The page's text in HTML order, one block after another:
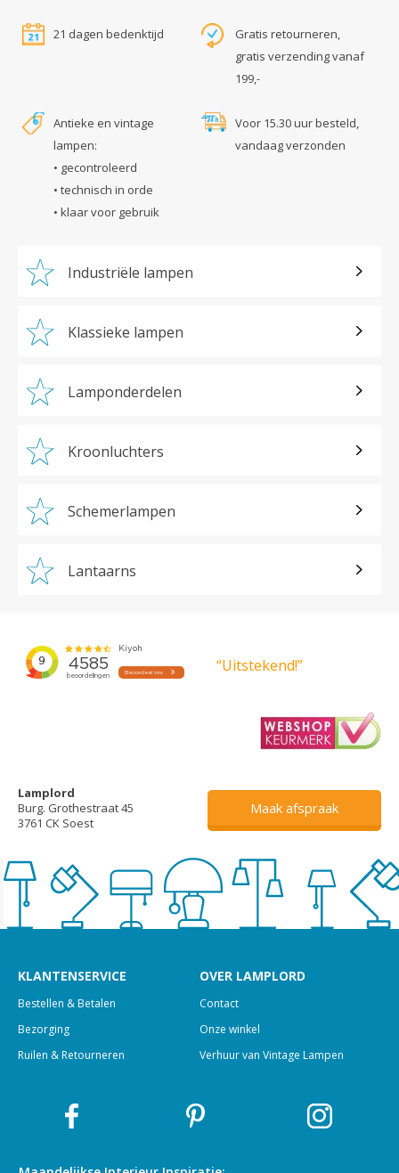
21 dagen bedenktijd
Gratis retourneren,
gratis verzending vanaf
199,-
Antieke en vintage
lampen:
• gecontroleerd
• technisch in orde
• klaar voor gebruik
Voor 15.30 uur besteld,
vandaag verzonden
Industriële lampen
Klassieke lampen
Lamponderdelen
Kroonluchters
Schemerlampen
Lantaarns
“Uitstekend!”
Lamplord
Burg. Grothestraat 45
3761 CK Soest
Maak afspraak
KLANTENSERVICE
Bestellen & Betalen
Bezorging
Ruilen & Retourneren
OVER LAMPLORD
Contact
Onze winkel
Verhuur van Vintage Lampen